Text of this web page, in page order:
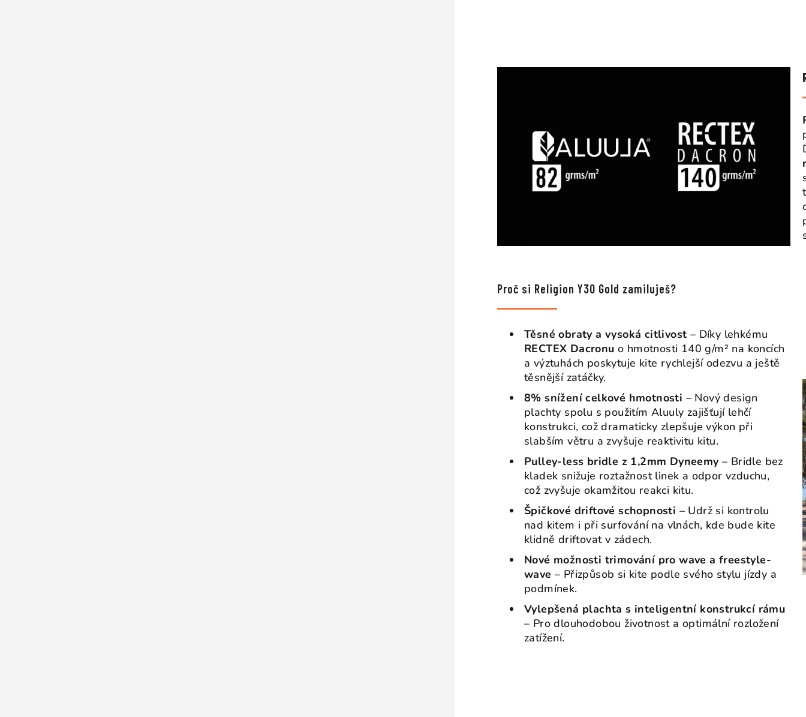
Proč si Religion Y30 Gold zamiluješ?
Těsné obraty a vysoká citlivost – Díky lehkému
RECTEX Dacronu o hmotnosti 140 g/m² na koncích
a výztuhách poskytuje kite rychlejší odezvu a ještě
těsnější zatáčky.
8% snížení celkové hmotnosti – Nový design
plachty spolu s použitím Aluuly zajišťují lehčí
konstrukci, což dramaticky zlepšuje výkon při
slabším větru a zvyšuje reaktivitu kitu.
Pulley-less bridle z 1,2mm Dyneemy – Bridle bez
kladek snižuje roztažnost linek a odpor vzduchu,
což zvyšuje okamžitou reakci kitu.
Špičkové driftové schopnosti – Udrž si kontrolu
nad kitem i při surfování na vlnách, kde bude kite
klidně driftovat v zádech.
Nové možnosti trimování pro wave a freestyle-
wave – Přizpůsob si kite podle svého stylu jízdy a
podmínek.
Vylepšená plachta s inteligentní konstrukcí rámu
– Pro dlouhodobou životnost a optimální rozložení
zatížení.